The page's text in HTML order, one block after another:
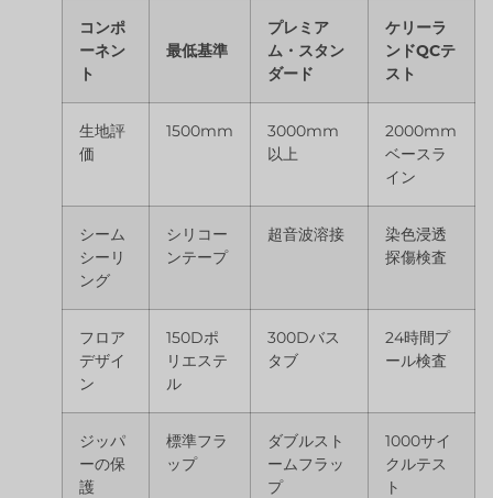
コンポ
ーネン
ト
最低基準
プレミア
ム・スタン
ダード
ケリーラ
ンドQCテ
スト
生地評
価
1500mm
3000mm
以上
2000mm
ベースラ
イン
シーム
シーリ
ング
シリコー
ンテープ
超音波溶接
染色浸透
探傷検査
フロア
デザイ
ン
150Dポ
リエステ
ル
300Dバス
タブ
24時間プ
ール検査
ジッパ
ーの保
護
標準フラ
ップ
ダブルスト
ームフラッ
プ
1000サイ
クルテス
ト